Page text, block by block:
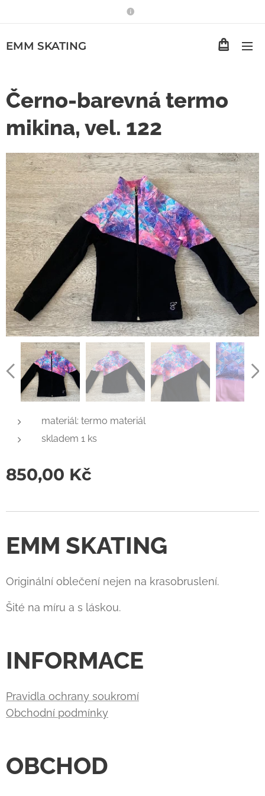
EMM SKATING
Černo-barevná termo
mikina, vel. 122
materiál: termo materiál
skladem 1 ks
850,00 Kč
EMM SKATING
Originální oblečení nejen na krasobruslení.
Šité na míru a s láskou.
INFORMACE
Pravidla ochrany soukromí
Obchodní podmínky
OBCHOD